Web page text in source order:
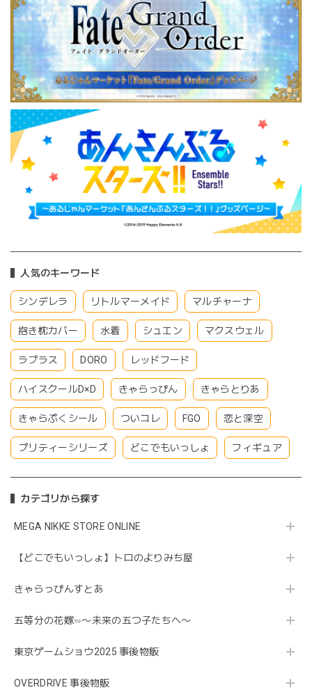
人気のキーワード
シンデレラ リトルマーメイド マルチャーナ
抱き枕カバー 水着 シュエン マクスウェル
ラプラス DORO レッドフード
ハイスクールD×D きゃらっぴん きゃらとりあ
きゃらぷくシール ついコレ FGO 恋と深空
プリティーシリーズ どこでもいっしょ フィギュア
カテゴリから探す
MEGA NIKKE STORE ONLINE
【どこでもいっしょ】トロのよりみち屋
きゃらっぴんすとあ
五等分の花嫁∽〜未来の五つ子たちへ〜
東京ゲームショウ2025 事後物販
OVERDRIVE 事後物販